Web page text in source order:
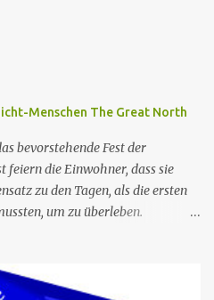
Menschen The Great North
bevorstehende Fest der
feiern die Einwohner, dass sie
zu den Tagen, als die ersten
um zu überleben.
die neue Cake Lady zu werden,